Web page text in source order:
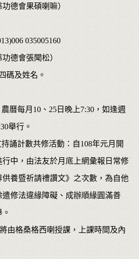
德會果碩喇嘛）
035005160
功德會張聞松）
碼及姓名。
曆每月10、25日晚上7:30，如逢週
舉行。
誦計數共修活動：自108年元月開
中，由法友於月底上網彙報日常修
養暨祈請禮讚文》之次數，為自他
修法違緣障礙、成辦順緣圓滿善
由格桑格西喇授課，上課時間及內